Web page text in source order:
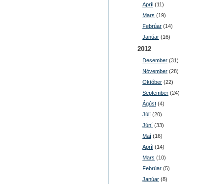
Apríl (11)
Mars (19)
Febrúar (14)
Janúar (16)
2012
Desember (31)
Nóvember (28)
Október (22)
September (24)
Ágúst (4)
Júlí (20)
Júní (33)
Maí (16)
Apríl (14)
Mars (10)
Febrúar (5)
Janúar (8)